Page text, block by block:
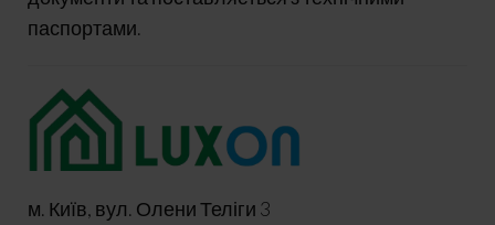
паспортами.
м. Київ, вул. Олени Теліги 3